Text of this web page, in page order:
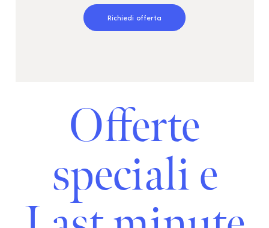
Richiedi offerta
Offerte
speciali e